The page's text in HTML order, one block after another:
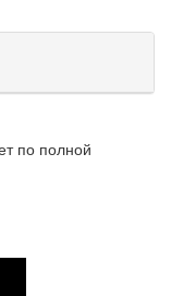
по полной